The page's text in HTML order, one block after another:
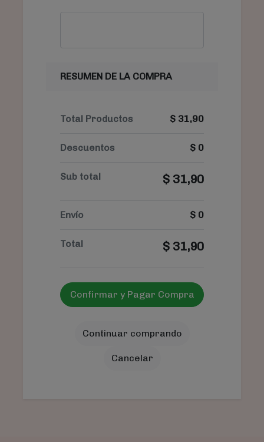
RESUMEN DE LA COMPRA
Total Productos $ 31,90
Descuentos $ 0
Sub total $ 31,90
Envío $ 0
Total $ 31,90
Confirmar y Pagar Compra
Continuar comprando
Cancelar